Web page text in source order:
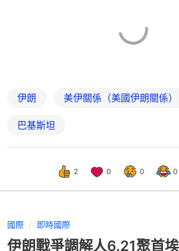
伊朗 美伊關係（美國伊朗關係）
巴基斯坦
2 0 0 0
國際 即時國際
伊朗戰爭調解人6.21聚首